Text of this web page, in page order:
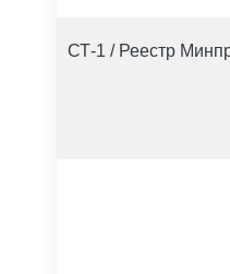
СТ-1 / Реестр